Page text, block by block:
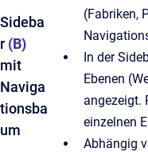
Sideba
r (B)
mit
Naviga
tionsba
um
(Fabriken,
In der
Ebenen
angezeigt.
einzelnen
Abhängig